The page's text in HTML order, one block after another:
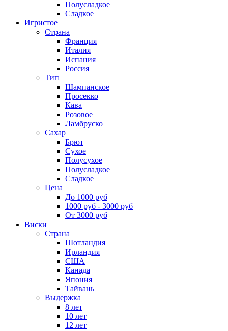
Полусладкое
Сладкое
Игристое
Страна
Франция
Италия
Испания
Россия
Тип
Шампанское
Просекко
Кава
Розовое
Ламбруско
Сахар
Брют
Сухое
Полусухое
Полусладкое
Сладкое
Цена
До 1000 руб
1000 руб - 3000 руб
От 3000 руб
Виски
Страна
Шотландия
Ирландия
США
Канада
Япония
Тайвань
Выдержка
8 лет
10 лет
12 лет